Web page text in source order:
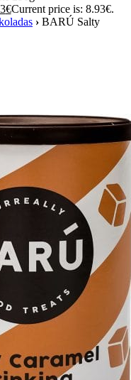
€Current price is: 8.93€.
› BARÚ Salty